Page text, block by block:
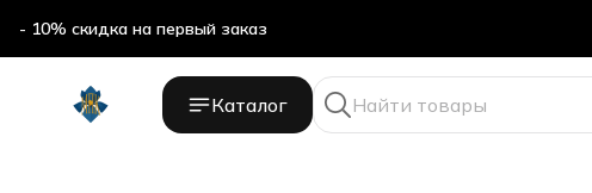
- 10% скидка на первый заказ
Каталог